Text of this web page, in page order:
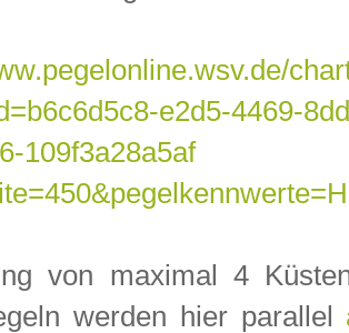
e2d5-4469-
109f3a28a5af
von maximal 4
werden hier parallel